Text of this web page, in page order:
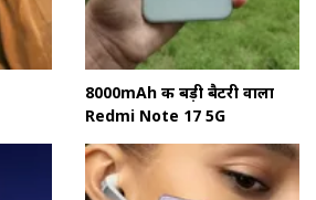
8000mAh की बड़ी बैटरी वाला
Redmi Note 17 5G